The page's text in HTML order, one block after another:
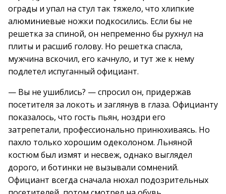
ограды и упал на стул так тяжело, что хлипкие
алюминиевые ножки подкосились. Если бы не
решетка за спиной, он непременно бы рухнул на
плиты и расшиб голову. Но решетка спасла,
мужчина вскочил, его качнуло, и тут же к нему
подлетел испуганный официант.
— Вы не ушиблись? — спросил он, придержав
посетителя за локоть и заглянув в глаза. Официанту
показалось, что гость пьян, ноздри его
затрепетали, профессионально принюхиваясь. Но
пахло только хорошим одеколоном. Льняной
костюм был измят и несвеж, однако выглядел
дорого, и ботинки не вызывали сомнений.
Официант всегда сначала нюхал подозрительных